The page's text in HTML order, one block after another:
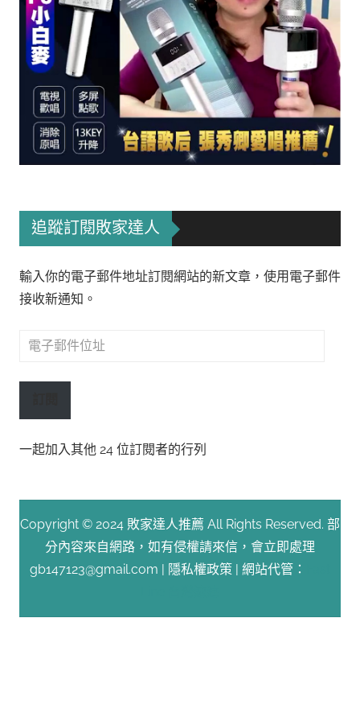
追蹤訂閱敗家達人
輸入你的電子郵件地址訂閱網站的新文章，使用電子郵件
接收新通知。
電
郵
址
一起加入其他 24 位訂閱者的行列
Copyright © 2024 敗家達人推薦 All Rights Reserved. 部
分內容來自網路，如有侵權請來信，會立即處理
gb147123@gmail.com | 隱私權政策 | 網站代管：